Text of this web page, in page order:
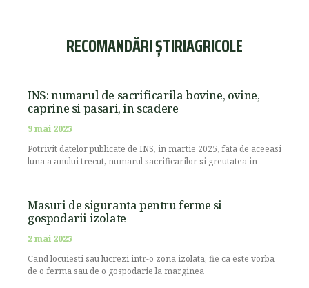
RECOMANDĂRI ȘTIRIAGRICOLE
INS: numarul de sacrificarila bovine, ovine,
caprine si pasari, in scadere
9 mai 2025
Potrivit datelor publicate de INS, in martie 2025, fata de aceeasi
luna a anului trecut, numarul sacrificarilor si greutatea in
Masuri de siguranta pentru ferme si
gospodarii izolate
2 mai 2025
Cand locuiesti sau lucrezi intr-o zona izolata, fie ca este vorba
de o ferma sau de o gospodarie la marginea